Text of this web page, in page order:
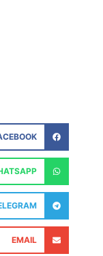
FACEBOOK
WHATSAPP
TELEGRAM